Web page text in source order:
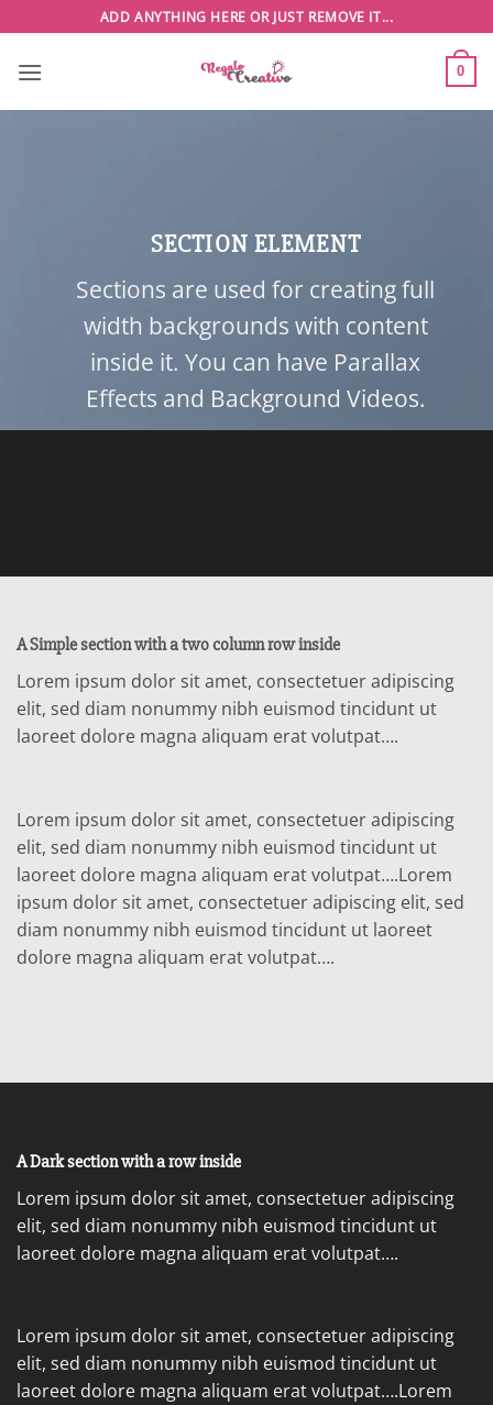
al
contenido
ADD ANYTHING HERE OR JUST REMOVE IT...
0
SECTION ELEMENT
Sections are used for creating full
width backgrounds with content
inside it. You can have Parallax
Effects and Background Videos.
A Simple section with a two column row inside
Lorem ipsum dolor sit amet, consectetuer adipiscing
elit, sed diam nonummy nibh euismod tincidunt ut
laoreet dolore magna aliquam erat volutpat….
Lorem ipsum dolor sit amet, consectetuer adipiscing
elit, sed diam nonummy nibh euismod tincidunt ut
laoreet dolore magna aliquam erat volutpat….Lorem
ipsum dolor sit amet, consectetuer adipiscing elit, sed
diam nonummy nibh euismod tincidunt ut laoreet
dolore magna aliquam erat volutpat….
A Dark section with a row inside
Lorem ipsum dolor sit amet, consectetuer adipiscing
elit, sed diam nonummy nibh euismod tincidunt ut
laoreet dolore magna aliquam erat volutpat….
Lorem ipsum dolor sit amet, consectetuer adipiscing
elit, sed diam nonummy nibh euismod tincidunt ut
laoreet dolore magna aliquam erat volutpat….Lorem